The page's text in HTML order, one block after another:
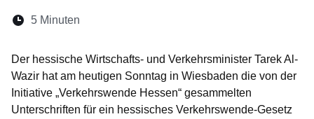
Lesedauer:
5 Minuten
Der hessische Wirtschafts- und Verkehrsminister Tarek Al-
Wazir hat am heutigen Sonntag in Wiesbaden die von der
Initiative „Verkehrswende Hessen“ gesammelten
Unterschriften für ein hessisches Verkehrswende-Gesetz